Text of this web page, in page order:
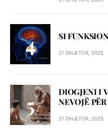
SI
21 DHJETOR, 2025
DIOGJENI I
NEVOJË
21 DHJETOR, 2025